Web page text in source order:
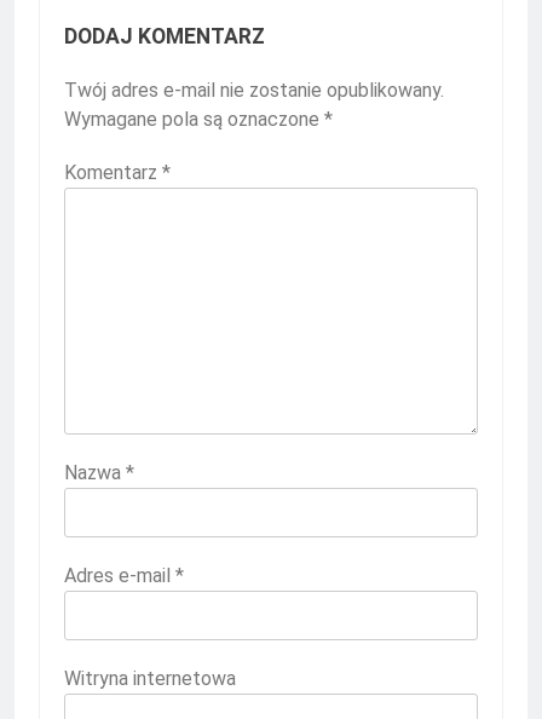
DODAJ KOMENTARZ
Twój adres e-mail nie zostanie opublikowany.
Wymagane pola są oznaczone *
Komentarz *
Nazwa *
Adres e-mail *
Witryna internetowa